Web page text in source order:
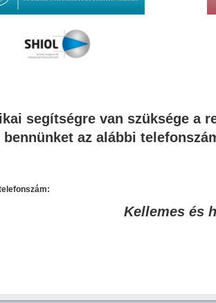
segítségre van szüksége a
bennünket az alábbi
Kellemes és